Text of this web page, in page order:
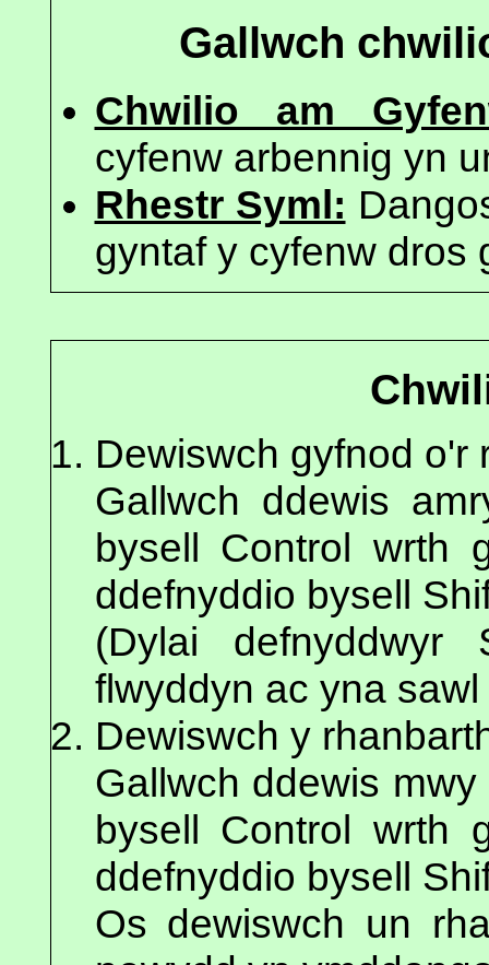
Gallwch
Chwilio am
cyfenw arbennig yn
Rhestr Syml:
gyntaf y cyfenw dros
Dewiswch gyfnod o'r
Gallwch ddewis
bysell Control wrth
ddefnyddio bysell
(Dylai defnyddwyr
flwyddyn ac yna
Dewiswch y
Gallwch ddewis
bysell Control wrth
ddefnyddio bysell
Os dewiswch un